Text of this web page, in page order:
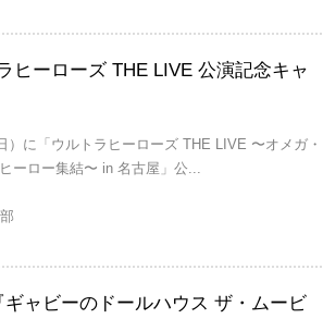
ヒーローズ THE LIVE 公演記念キャ
）に「ウルトラヒーローズ THE LIVE 〜オメガ・
ーロー集結〜 in 名古屋」公...
ギャビーのドールハウス ザ・ムービ